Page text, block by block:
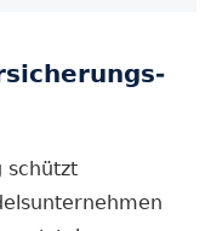
schützt